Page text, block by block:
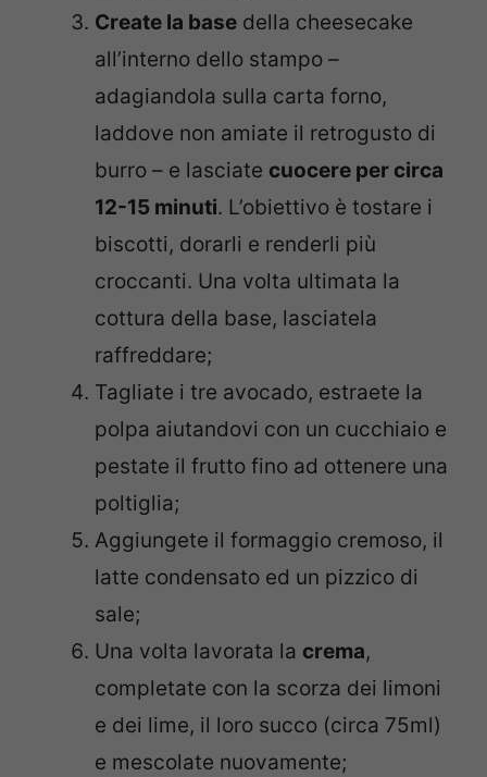
Create la base della cheesecake
all’interno dello stampo –
adagiandola sulla carta forno,
laddove non amiate il retrogusto di
burro – e lasciate cuocere per circa
12-15 minuti. L’obiettivo è tostare i
biscotti, dorarli e renderli più
croccanti. Una volta ultimata la
cottura della base, lasciatela
raffreddare;
Tagliate i tre avocado, estraete la
polpa aiutandovi con un cucchiaio e
pestate il frutto fino ad ottenere una
poltiglia;
Aggiungete il formaggio cremoso, il
latte condensato ed un pizzico di
sale;
Una volta lavorata la crema,
completate con la scorza dei limoni
e dei lime, il loro succo (circa 75ml)
e mescolate nuovamente;